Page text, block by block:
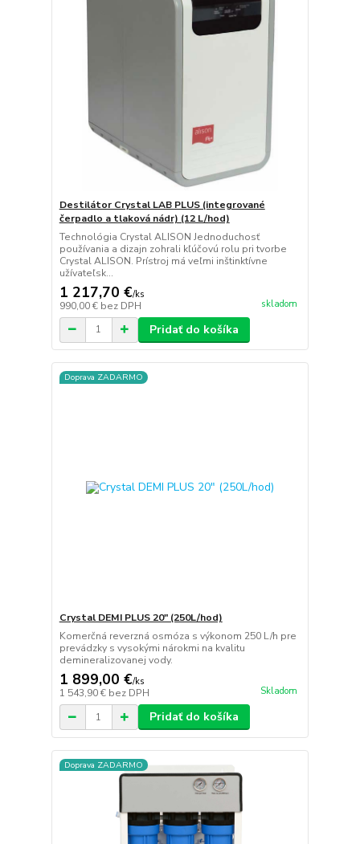
Destilátor Crystal LAB PLUS (integrované
čerpadlo a tlaková nádr) (12 L/hod)
Technológia Crystal ALISON Jednoduchosť
používania a dizajn zohrali kľúčovú rolu pri tvorbe
Crystal ALISON. Prístroj má veľmi inštinktívne
užívateľsk...
1 217,70 €/ks
990,00 € bez DPH skladom
Pridať do košíka
Doprava ZADARMO
Crystal DEMI PLUS 20" (250L/hod)
Komerčná reverzná osmóza s výkonom 250 L/h pre
prevádzky s vysokými nárokmi na kvalitu
demineralizovanej vody.
1 899,00 €/ks
1 543,90 € bez DPH Skladom
Pridať do košíka
Doprava ZADARMO